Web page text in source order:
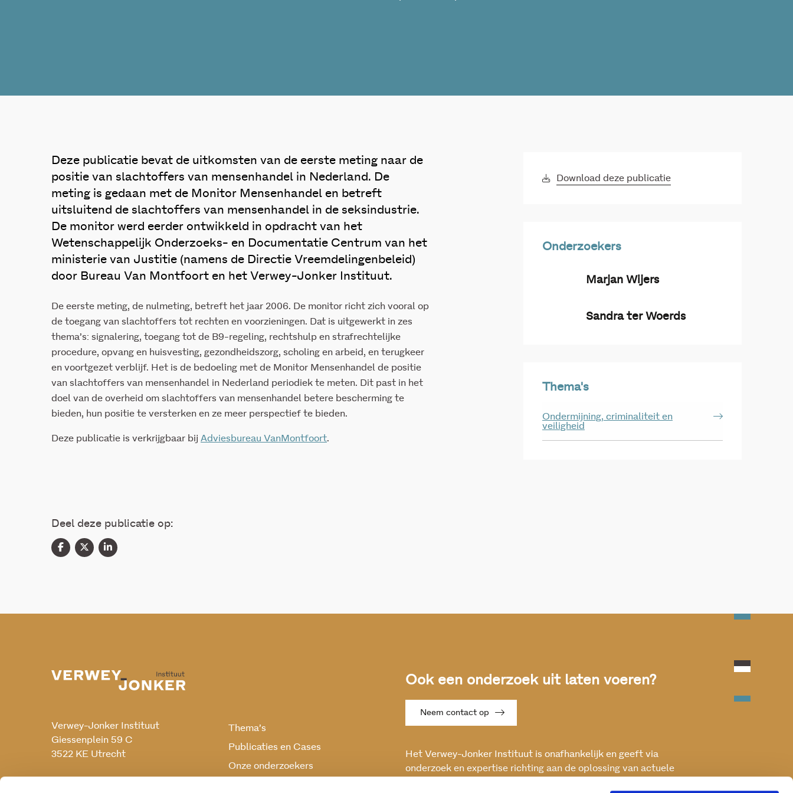
Deze publicatie bevat de uitkomsten van de eerste meting naar de
positie van slachtoffers van mensenhandel in Nederland. De
meting is gedaan met de Monitor Mensenhandel en betreft
uitsluitend de slachtoffers van mensenhandel in de seksindustrie.
De monitor werd eerder ontwikkeld in opdracht van het
Wetenschappelijk Onderzoeks- en Documentatie Centrum van het
ministerie van Justitie (namens de Directie Vreemdelingenbeleid)
door Bureau Van Montfoort en het Verwey-Jonker Instituut.
De eerste meting, de nulmeting, betreft het jaar 2006. De monitor richt zich vooral op
de toegang van slachtoffers tot rechten en voorzieningen. Dat is uitgewerkt in zes
thema’s: signalering, toegang tot de B9-regeling, rechtshulp en strafrechtelijke
procedure, opvang en huisvesting, gezondheidszorg, scholing en arbeid, en terugkeer
en voortgezet verblijf. Het is de bedoeling met de Monitor Mensenhandel de positie
van slachtoffers van mensenhandel in Nederland periodiek te meten. Dit past in het
doel van de overheid om slachtoffers van mensenhandel betere bescherming te
bieden, hun positie te versterken en ze meer perspectief te bieden.
Deze publicatie is verkrijgbaar bij Adviesbureau VanMontfoort.
Download deze publicatie
Onderzoekers
Marjan Wijers
Sandra ter Woerds
Thema's
Ondermijning, criminaliteit en
veiligheid
Deel deze publicatie op:
Verwey-Jonker Instituut
Giessenplein 59 C
3522 KE Utrecht
Thema’s
Publicaties en Cases
Onze onderzoekers
Ook een onderzoek uit laten voeren?
Neem contact op
Het Verwey-Jonker Instituut is onafhankelijk en geeft via
onderzoek en expertise richting aan de oplossing van actuele